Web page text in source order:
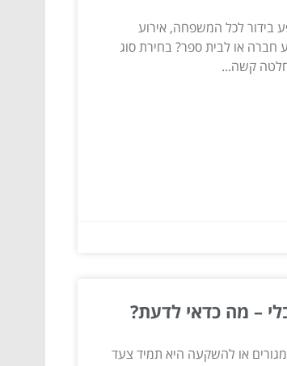
בידור לכל המשפחה, אירוע
חברה או לבית ספר? בחירת סוג
קשה...
– מה כדאי לדעת?
או להשקעה היא תמיד צעד